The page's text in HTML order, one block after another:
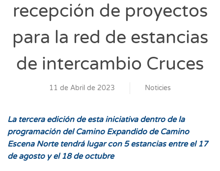
recepción de proyectos
para la red de estancias
de intercambio Cruces
11 de Abril de 2023 Noticies
La tercera edición de esta iniciativa dentro de la
programación del Camino Expandido de Camino
Escena Norte tendrá lugar con 5 estancias entre el 17
de agosto y el 18 de octubre